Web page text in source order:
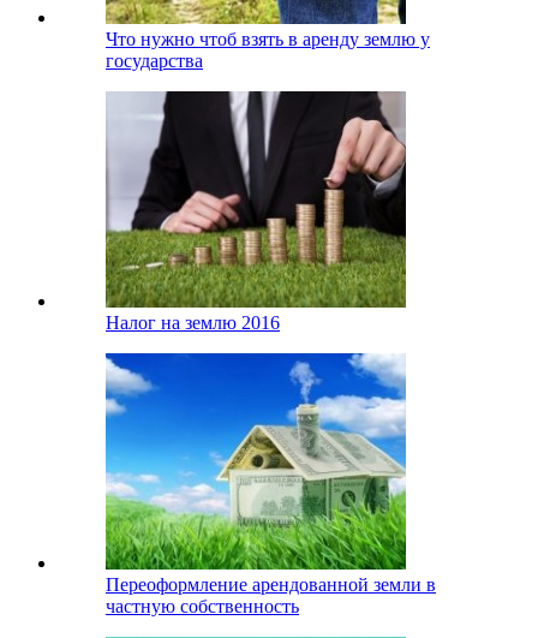
Что нужно чтоб взять в аренду землю у
государства
Налог на землю 2016
Переоформление арендованной земли в
частную собственность